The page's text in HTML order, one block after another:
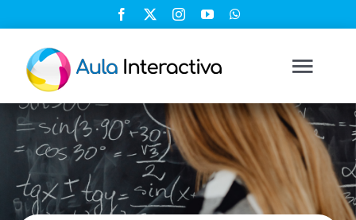
contenido
Ingresar
Registrarse